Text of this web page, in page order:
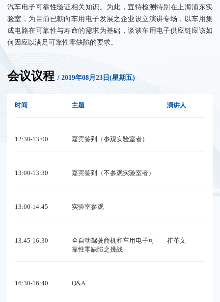
汽车电子可靠性验证相关知识。为此，宜特检测特别在上海浦东实
验室，为目前已朝向车用电子发展之企业设立演讲专场，以车用集
成电路在可靠性与寿命的需求为基础，谈谈车用电子供应链应该如
何因应以满足可靠性零缺陷的要求。
会议议程 / 2019年08月23日(星期五)
时间 主题 演讲人
12:30-13:00 嘉宾签到（参观实验室者）
13:00-13:30 嘉宾签到（不参观实验室者）
13:00-14:45 实验室参观
13:45-16:30
全自动驾驶商机和车用电子可
靠性零缺陷之挑战
崔革文
16:30-16:40 Q&A